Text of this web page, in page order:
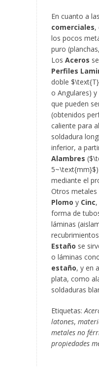
En cuanto a las
comerciales,
los pocos
puro
Los Aceros
Perfiles
doble
o Angulares)
que pueden
(obtenidos
caliente para
soldadura
inferior, a
Alambres
mediante el
Otros metales
Plomo y Cinc
forma de
láminas
Estaño se
o láminas
estaño, y en
plata, como
soldaduras
Etiquetas:
latones,
metales no
propiedades